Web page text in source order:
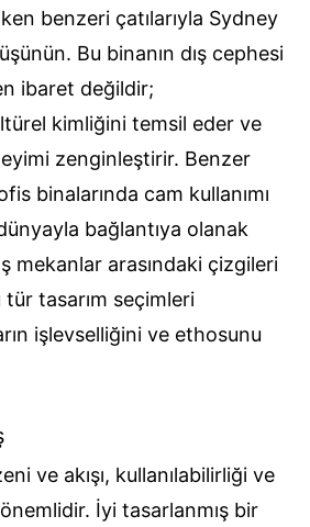
benzeri çatılarıyla Sydney
Bu binanın dış cephesi
ibaret değildir;
kimliğini temsil eder ve
zenginleştirir. Benzer
binalarında cam kullanımı
bağlantıya olanak
mekanlar arasındaki çizgileri
tür tasarım seçimleri
işlevselliğini ve ethosunu
ve akışı, kullanılabilirliği ve
İyi tasarlanmış bir